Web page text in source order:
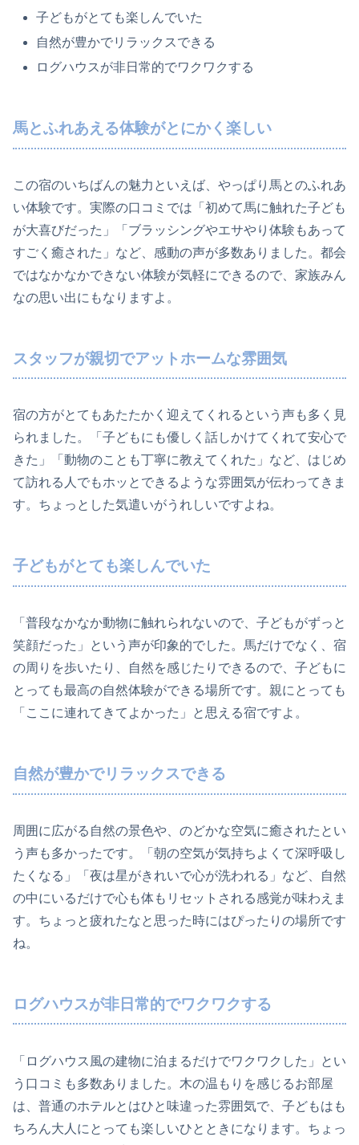
子どもがとても楽しんでいた
自然が豊かでリラックスできる
ログハウスが非日常的でワクワクする
馬とふれあえる体験がとにかく楽しい
この宿のいちばんの魅力といえば、やっぱり馬とのふれあ
い体験です。実際の口コミでは「初めて馬に触れた子ども
が大喜びだった」「ブラッシングやエサやり体験もあって
すごく癒された」など、感動の声が多数ありました。都会
ではなかなかできない体験が気軽にできるので、家族みん
なの思い出にもなりますよ。
スタッフが親切でアットホームな雰囲気
宿の方がとてもあたたかく迎えてくれるという声も多く見
られました。「子どもにも優しく話しかけてくれて安心で
きた」「動物のことも丁寧に教えてくれた」など、はじめ
て訪れる人でもホッとできるような雰囲気が伝わってきま
す。ちょっとした気遣いがうれしいですよね。
子どもがとても楽しんでいた
「普段なかなか動物に触れられないので、子どもがずっと
笑顔だった」という声が印象的でした。馬だけでなく、宿
の周りを歩いたり、自然を感じたりできるので、子どもに
とっても最高の自然体験ができる場所です。親にとっても
「ここに連れてきてよかった」と思える宿ですよ。
自然が豊かでリラックスできる
周囲に広がる自然の景色や、のどかな空気に癒されたとい
う声も多かったです。「朝の空気が気持ちよくて深呼吸し
たくなる」「夜は星がきれいで心が洗われる」など、自然
の中にいるだけで心も体もリセットされる感覚が味わえま
す。ちょっと疲れたなと思った時にはぴったりの場所です
ね。
ログハウスが非日常的でワクワクする
「ログハウス風の建物に泊まるだけでワクワクした」とい
う口コミも多数ありました。木の温もりを感じるお部屋
は、普通のホテルとはひと味違った雰囲気で、子どもはも
ちろん大人にとっても楽しいひとときになります。ちょっ